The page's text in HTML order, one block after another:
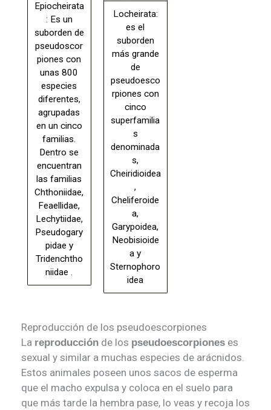
Epiocheirata
: Es un
suborden de
pseudoscor
piones con
unas 800
especies
diferentes,
agrupadas
en un cinco
familias.
Dentro se
encuentran
las familias
Chthoniidae,
Feaellidae,
Lechytiidae,
Pseudogary
pidae y
Tridenchtho
niidae .
Locheirata:
es el
suborden
más grande
de
pseudoesco
rpiones con
cinco
superfamilia
s
denominada
s,
Cheiridioidea
,
Cheliferoide
a,
Garypoidea,
Neobisioide
a y
Sternophoro
idea
Reproducción de los pseudoescorpiones
La reproducción de los pseudoescorpiones es
sexual y similar a muchas especies de arácnidos.
Estos animales poseen unos sacos de esperma
que el macho expulsa y coloca en el suelo para
que más tarde la hembra pase, lo veas y recoja los